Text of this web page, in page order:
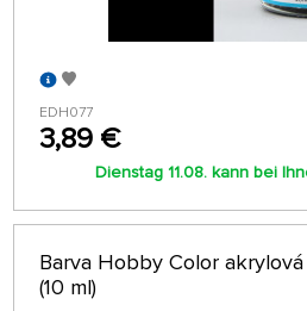
EDH077
3,89 €
Dienstag 11.08. kann bei
Barva Hobby Color
(10 ml)